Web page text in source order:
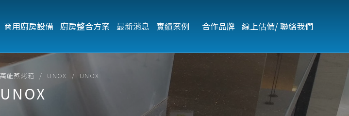
商用廚房設備 廚房整合方案 最新消息 實績案例 合作品牌 線上估價/ 聯絡我們
萬能蒸烤箱 UNOX UNOX
UNOX